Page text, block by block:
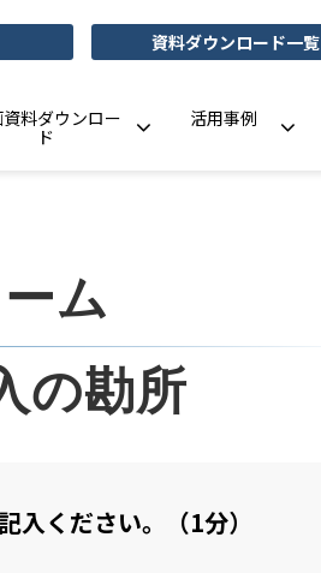
資料ダウンロード一覧
料ダウンロー
ド
活用事例
ム
の勘所
入ください。（1分）